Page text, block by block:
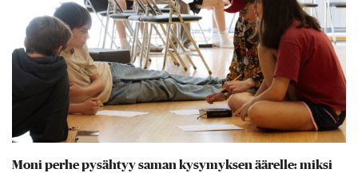
Moni perhe pysähtyy saman kysymyksen äärelle: miksi